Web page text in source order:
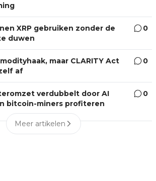
XRP gebruiken zonder de
duwen
0
maar CLARITY Act
af
0
verdubbelt door AI
bitcoin-miners profiteren
0
Meer artikelen